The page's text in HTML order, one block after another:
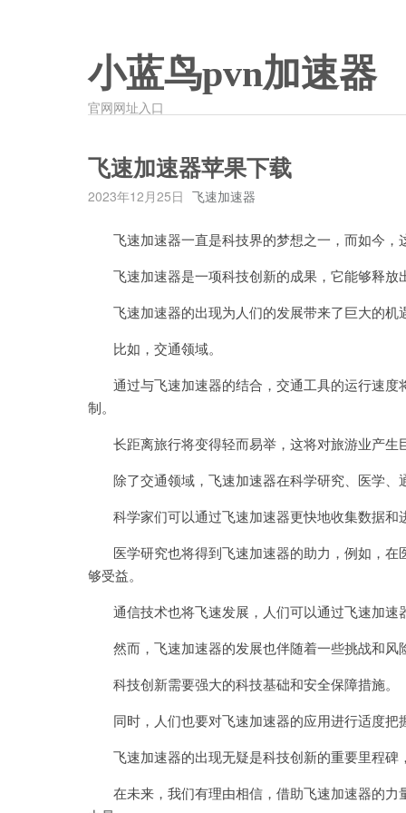
小蓝鸟pvn加速器
官网网址入口
飞速加速器苹果下载
2023年12月25日 飞速加速器
飞速加速器一直是科技界的梦想之一，而如今，
飞速加速器是一项科技创新的成果，它能够释放
飞速加速器的出现为人们的发展带来了巨大的机遇
比如，交通领域。
通过与飞速加速器的结合，交通工具的运行速度
制。
长距离旅行将变得轻而易举，这将对旅游业产生
除了交通领域，飞速加速器在科学研究、医学、
科学家们可以通过飞速加速器更快地收集数据和
医学研究也将得到飞速加速器的助力，例如，在
够受益。
通信技术也将飞速发展，人们可以通过飞速加速
然而，飞速加速器的发展也伴随着一些挑战和风险
科技创新需要强大的科技基础和安全保障措施。
同时，人们也要对飞速加速器的应用进行适度把
飞速加速器的出现无疑是科技创新的重要里程碑
在未来，我们有理由相信，借助飞速加速器的力